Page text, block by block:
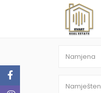
Namjena
Namješten